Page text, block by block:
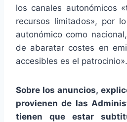
los canales autonómicos
recursos limitados», por
autonómico como
de abaratar costes en
accesibles es el patrocinio».
Sobre los anuncios,
provienen de las
tienen que estar